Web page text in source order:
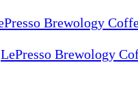
LePresso Brewology